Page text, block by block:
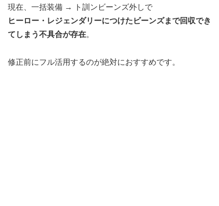
現在、一括装備 → ト訓ンビーンズ外しで
ヒーロー・レジェンダリーにつけたビーンズまで回収でき
てしまう不具合が存在。
修正前にフル活用するのが絶対におすすめです。